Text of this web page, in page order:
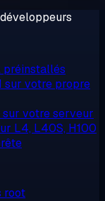
préinstallés
sur votre propre
votre serveur
L4, L40S, H100
root